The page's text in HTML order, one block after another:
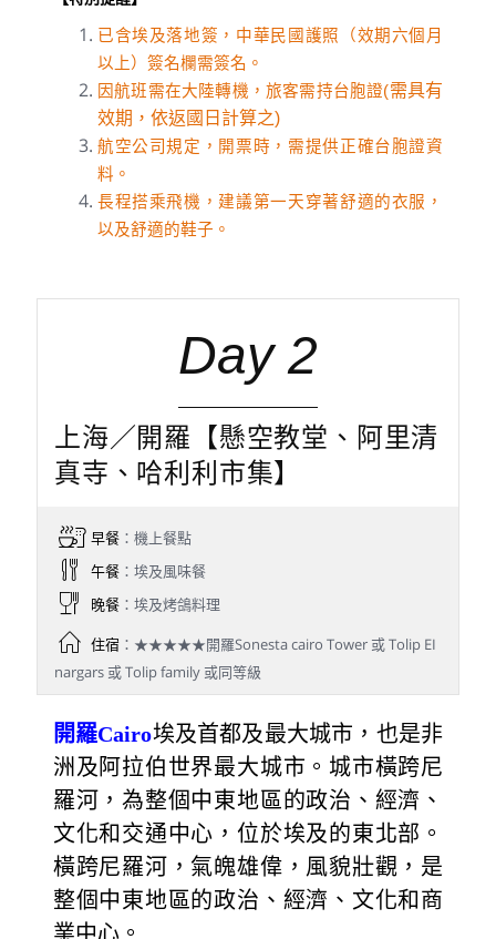
已含埃及落地簽，中華民國護照（效期六個月
以上）簽名欄需簽名。
因航班需在大陸轉機，旅客需持台胞證(需具有
效期，依返國日計算之)
航空公司規定，開票時，需提供正確台胞證資
料。
長程搭乘飛機，建議第一天穿著舒適的衣服，
以及舒適的鞋子。
Day 2
上海／開羅【懸空教堂、阿里清
真寺、哈利利市集】
早餐：機上餐點
午餐：埃及風味餐
晚餐：埃及烤鴿料理
住宿：★★★★★開羅Sonesta cairo Tower 或 Tolip EI
nargars 或 Tolip family 或同等級
開羅Cairo埃及首都及最大城市，也是非
洲及阿拉伯世界最大城市。城市橫跨尼
羅河，為整個中東地區的政治、經濟、
文化和交通中心，位於埃及的東北部。
橫跨尼羅河，氣魄雄偉，風貌壯觀，是
整個中東地區的政治、經濟、文化和商
業中心。